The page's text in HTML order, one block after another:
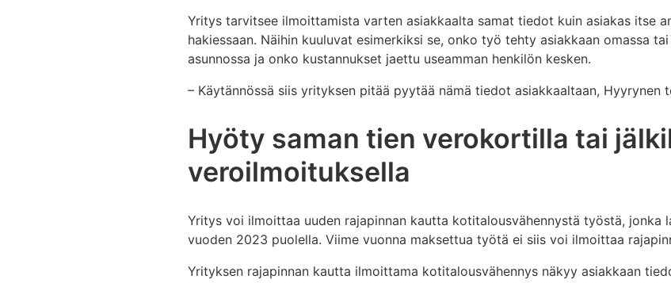
Yritys tarvitsee ilmoittamista varten asiakkaalta samat tiedot kuin asiakas itse
hakiessaan. Näihin kuuluvat esimerkiksi se, onko työ tehty asiakkaan omassa
asunnossa ja onko kustannukset jaettu useamman henkilön kesken.
– Käytännössä siis yrityksen pitää pyytää nämä tiedot asiakkaaltaan, Hyyrynen
Hyöty saman tien verokortilla tai
veroilmoituksella
Yritys voi ilmoittaa uuden rajapinnan kautta kotitalousvähennystä työstä, jonka
vuoden 2023 puolella. Viime vuonna maksettua työtä ei siis voi ilmoittaa
Yrityksen rajapinnan kautta ilmoittama kotitalousvähennys näkyy asiakkaan